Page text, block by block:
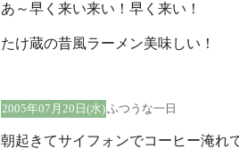
あ～早く来い来い！早く来い！
たけ蔵の昔風ラーメン美味しい！
2005年07月20日(水)ふつうな一日
朝起きてサイフォンでコーヒー淹れ